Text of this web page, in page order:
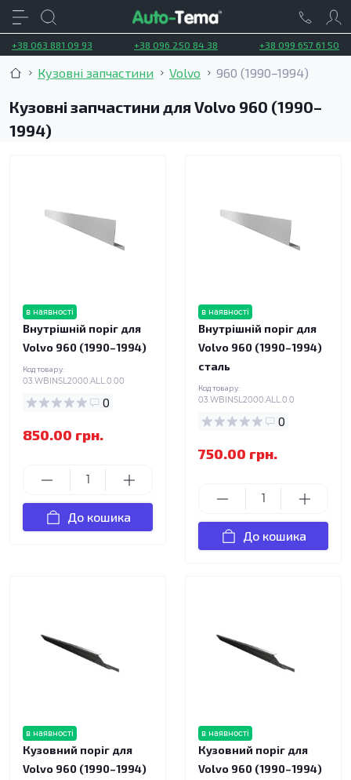
+38 063 881 09 93 +38 096 250 84 38 +38 099 657 61 50
Кузовні запчастини Volvo 960 (1990–1994)
Кузовні запчастини для Volvo 960 (1990–
1994)
в наявності
Внутрішній поріг для
Volvo 960 (1990–1994)
Код товару:
03.WBINSL2000.ALL.0.00
0
850.00 грн.
До кошика
в наявності
Внутрішній поріг для
Volvo 960 (1990–1994)
сталь
Код товару:
03.WBINSL2000.ALL.0.0
0
750.00 грн.
До кошика
в наявності
Кузовний поріг для
Volvo 960 (1990–1994)
в наявності
Кузовний поріг для
Volvo 960 (1990–1994)